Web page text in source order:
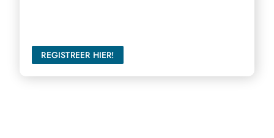
REGISTREER HIER!